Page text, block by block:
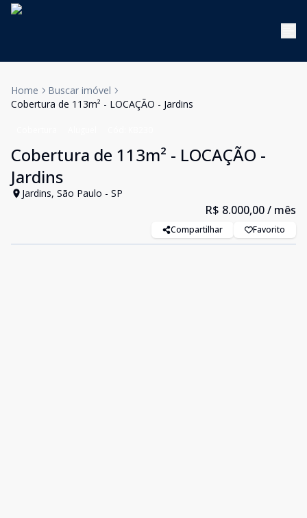
Home
Buscar imóvel
Cobertura de 113m² - LOCAÇÃO - Jardins
Cobertura de 113m² - LOCAÇÃO -
Jardins
Jardins, São Paulo - SP
R$ 8.000,00/ mês
Compartilhar Favorito